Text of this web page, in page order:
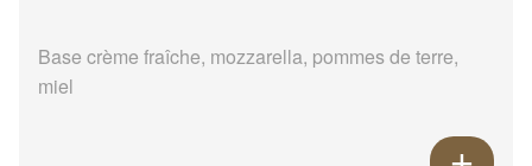
Base crème fraîche, mozzarella, pommes de terre,
miel